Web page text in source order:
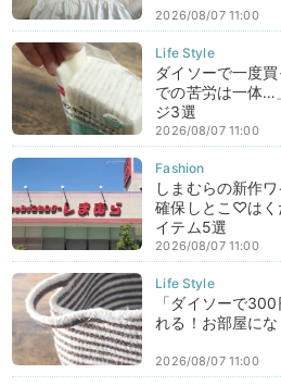
2026/08/07 11:00
ダイソーで一度
での苦労は一体…
ジ3選
2026/08/07 11:00
しまむらの新作
確保しとこ♡はく
イテム5選
2026/08/07 11:00
「ダイソーで
れる！お部屋に
2026/08/07 11:00